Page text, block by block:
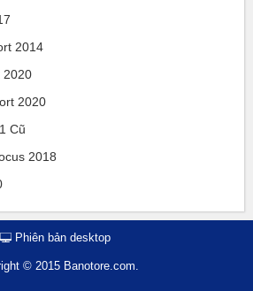
2014
2020
2020
Cũ
2018
Phiên bản desktop
© 2015 Banotore.com.